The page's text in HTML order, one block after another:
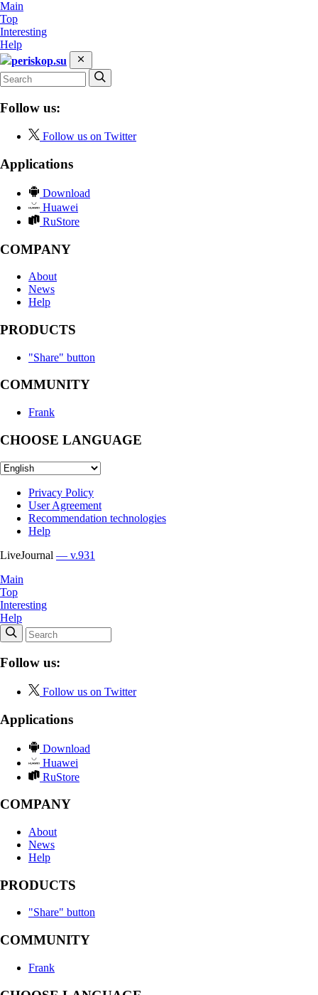
Main
Top
Interesting
Help
periskop.su
Follow us:
Follow us on Twitter
Applications
Download
Huawei
RuStore
COMPANY
About
News
Help
PRODUCTS
"Share" button
COMMUNITY
Frank
CHOOSE LANGUAGE
Privacy Policy
User Agreement
Recommendation technologies
Help
LiveJournal — v.931
Main
Top
Interesting
Help
Follow us:
Follow us on Twitter
Applications
Download
Huawei
RuStore
COMPANY
About
News
Help
PRODUCTS
"Share" button
COMMUNITY
Frank